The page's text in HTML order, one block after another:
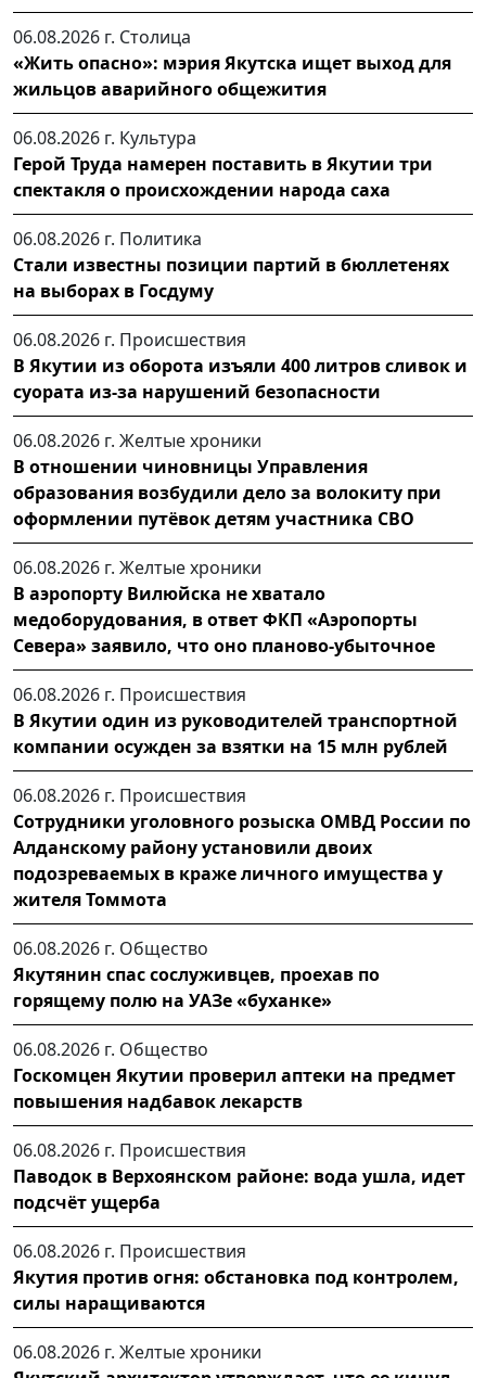
06.08.2026 г. Столица
«Жить опасно»: мэрия Якутска ищет выход для
жильцов аварийного общежития
06.08.2026 г. Культура
Герой Труда намерен поставить в Якутии три
спектакля о происхождении народа саха
06.08.2026 г. Политика
Стали известны позиции партий в бюллетенях
на выборах в Госдуму
06.08.2026 г. Происшествия
В Якутии из оборота изъяли 400 литров сливок и
суората из-за нарушений безопасности
06.08.2026 г. Желтые хроники
В отношении чиновницы Управления
образования возбудили дело за волокиту при
оформлении путёвок детям участника СВО
06.08.2026 г. Желтые хроники
В аэропорту Вилюйска не хватало
медоборудования, в ответ ФКП «Аэропорты
Севера» заявило, что оно планово-убыточное
06.08.2026 г. Происшествия
В Якутии один из руководителей транспортной
компании осужден за взятки на 15 млн рублей
06.08.2026 г. Происшествия
Сотрудники уголовного розыска ОМВД России по
Алданскому району установили двоих
подозреваемых в краже личного имущества у
жителя Томмота
06.08.2026 г. Общество
Якутянин спас сослуживцев, проехав по
горящему полю на УАЗе «буханке»
06.08.2026 г. Общество
Госкомцен Якутии проверил аптеки на предмет
повышения надбавок лекарств
06.08.2026 г. Происшествия
Паводок в Верхоянском районе: вода ушла, идет
подсчёт ущерба
06.08.2026 г. Происшествия
Якутия против огня: обстановка под контролем,
силы наращиваются
06.08.2026 г. Желтые хроники